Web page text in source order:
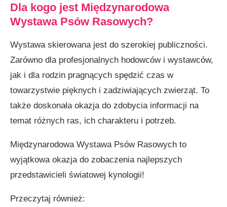
Dla kogo jest Międzynarodowa
Wystawa Psów Rasowych?
Wystawa skierowana jest do szerokiej publiczności.
Zarówno dla profesjonalnych hodowców i wystawców,
jak i dla rodzin pragnących spędzić czas w
towarzystwie pięknych i zadziwiających zwierząt. To
także doskonała okazja do zdobycia informacji na
temat różnych ras, ich charakteru i potrzeb.
Międzynarodowa Wystawa Psów Rasowych to
wyjątkowa okazja do zobaczenia najlepszych
przedstawicieli światowej kynologii!
Przeczytaj również: